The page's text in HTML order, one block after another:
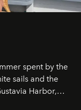
spent by the
sails and the
Harbor,